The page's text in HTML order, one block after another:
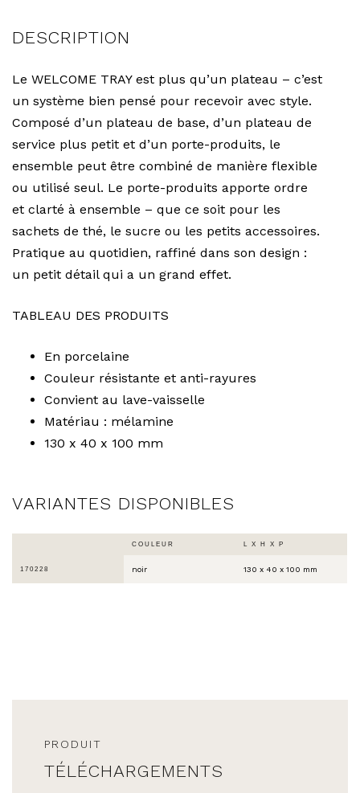
DESCRIPTION
Le WELCOME TRAY est plus qu’un plateau – c’est
un système bien pensé pour recevoir avec style.
Composé d’un plateau de base, d’un plateau de
service plus petit et d’un porte-produits, le
ensemble peut être combiné de manière flexible
ou utilisé seul. Le porte-produits apporte ordre
et clarté à ensemble – que ce soit pour les
sachets de thé, le sucre ou les petits accessoires.
Pratique au quotidien, raffiné dans son design :
un petit détail qui a un grand effet.
TABLEAU DES PRODUITS
En porcelaine
Couleur résistante et anti-rayures
Convient au lave-vaisselle
Matériau : mélamine
130 x 40 x 100 mm
VARIANTES DISPONIBLES
COULEUR L X H X P
170228 noir 130 x 40 x 100 mm
PRODUIT
TÉLÉCHARGEMENTS